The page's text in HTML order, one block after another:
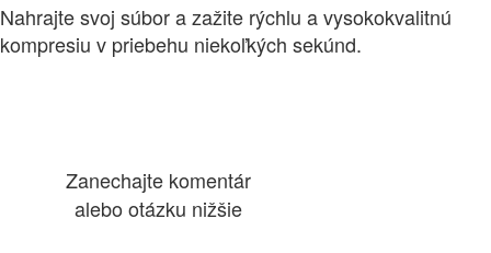
Nahrajte svoj súbor a zažite rýchlu a vysokokvalitnú
kompresiu v priebehu niekoľkých sekúnd.
Zanechajte komentár
alebo otázku nižšie